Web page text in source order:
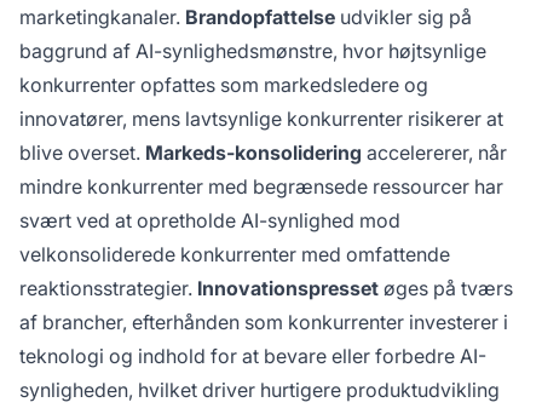
marketingkanaler. Brandopfattelse udvikler sig på
baggrund af AI-synlighedsmønstre, hvor højtsynlige
konkurrenter opfattes som markedsledere og
innovatører, mens lavtsynlige konkurrenter risikerer at
blive overset. Markeds-konsolidering accelererer, når
mindre konkurrenter med begrænsede ressourcer har
svært ved at opretholde AI-synlighed mod
velkonsoliderede konkurrenter med omfattende
reaktionsstrategier. Innovationspresset øges på tværs
af brancher, efterhånden som konkurrenter investerer i
teknologi og indhold for at bevare eller forbedre AI-
synligheden, hvilket driver hurtigere produktudvikling